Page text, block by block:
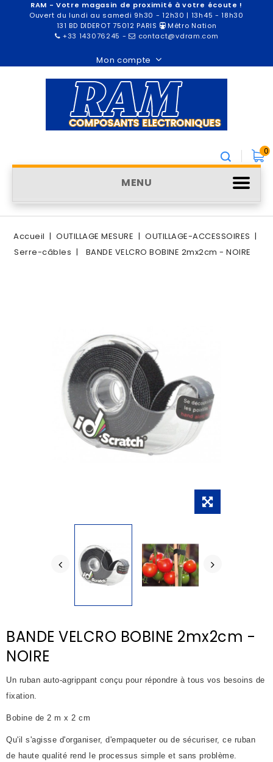
RAM - Votre magasin de proximité à votre écoute !
Ouvert du lundi au samedi 9h30 - 12h30 | 13h45 - 18h30
131 BD DIDEROT 75012 PARIS
Métro Nation
+33 143076245 - contact@vdram.com
Mon compte
0
MENU
Accueil OUTILLAGE MESURE
OUTILLAGE-ACCESSOIRES
Serre-câbles
BANDE VELCRO BOBINE 2mx2cm - NOIRE
BANDE VELCRO BOBINE 2mx2cm -
NOIRE
Un ruban auto-agrippant conçu pour répondre à tous vos besoins de
fixation.
Bobine de 2 m x 2 cm
Qu'il s'agisse d'organiser, d'empaqueter ou de sécuriser, ce ruban
de haute qualité rend le processus simple et sans problème.